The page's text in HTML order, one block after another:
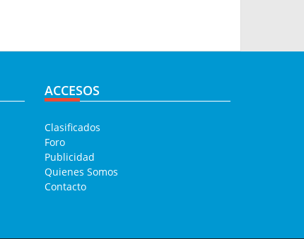
ACCESOS
Clasificados
Foro
Publicidad
Quienes Somos
Contacto